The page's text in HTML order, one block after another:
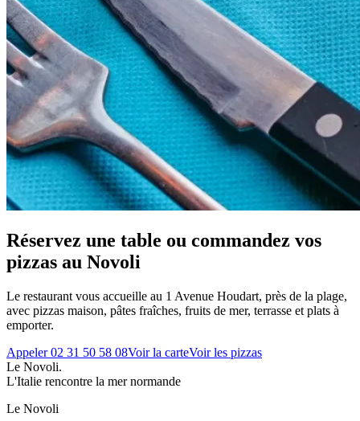
Réservez une table ou commandez vos
pizzas au Novoli
Le restaurant vous accueille au 1 Avenue Houdart, près de la plage,
avec pizzas maison, pâtes fraîches, fruits de mer, terrasse et plats à
emporter.
Appeler02 31 50 58 08Voir la carteVoir les pizzas
Le Novoli.
L'Italie rencontre la mer normande
Le Novoli